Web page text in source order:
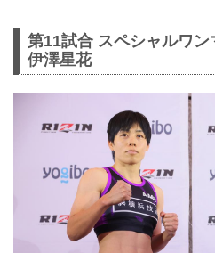
第11試合 スペシャルワ
伊澤星花